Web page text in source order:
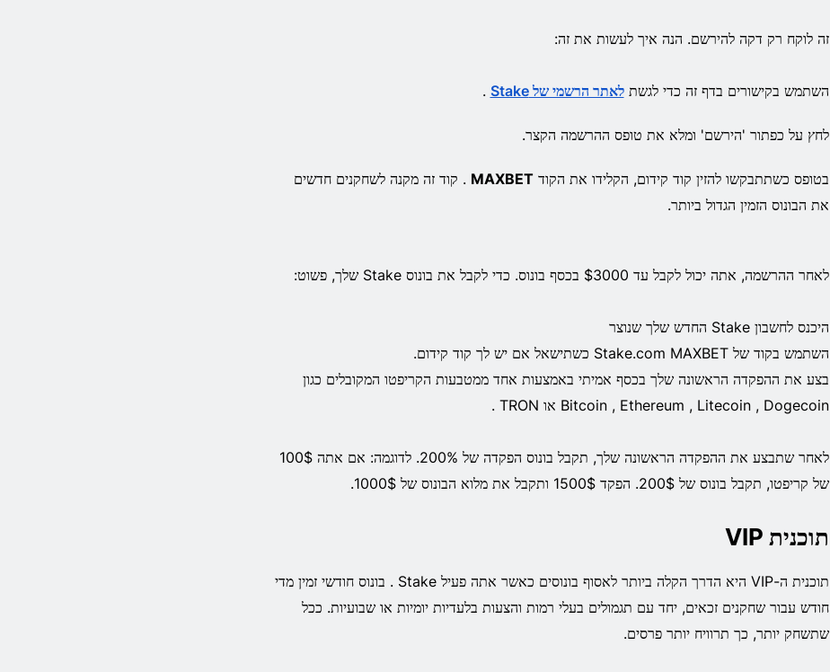
זה לוקח רק דקה להירשם. הנה איך לעשות את זה:
השתמש בקישורים בדף זה כדי לגשתלאתר הרשמי של Stake .
לחץ על כפתור 'הירשם' ומלא את טופס ההרשמה הקצר.
בטופס כשתתבקשו להזין קוד קידום, הקלידו את הקודMAXBET . קוד זה מקנה לשחקנים חדשים
את הבונוס הזמין הגדול ביותר.
לאחר ההרשמה, אתה יכול לקבל עד $3000 בכסף בונוס. כדי לקבל את בונוס Stake שלך, פשוט:
היכנס לחשבון Stake החדש שלך שנוצר
השתמש בקוד של Stake.com MAXBET כשתישאל אם יש לך קוד קידום.
בצע את ההפקדה הראשונה שלך בכסף אמיתי באמצעות אחד ממטבעות הקריפטו המקובלים כגון
Bitcoin , Ethereum , Litecoin , Dogecoin או TRON .
לאחר שתבצע את ההפקדה הראשונה שלך, תקבל בונוס הפקדה של 200%. לדוגמה: אם אתה 100$
של קריפטו, תקבל בונוס של 200$. הפקד 1500$ ותקבל את מלוא הבונוס של 1000$.
תוכנית VIP
תוכנית ה-VIP היא הדרך הקלה ביותר לאסוף בונוסים כאשר אתה פעיל Stake . בונוס חודשי זמין מדי
חודש עבור שחקנים זכאים, יחד עם תגמולים בעלי רמות והצעות בלעדיות יומיות או שבועיות. ככל
שתשחק יותר, כך תרוויח יותר פרסים.